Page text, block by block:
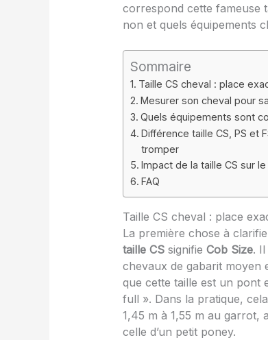
correspond cette fameuse
non et quels équipements
Sommaire
Taille CS cheval : place
Mesurer son cheval pour
Quels équipements sont
Différence taille CS, PS et
tromper
Impact de la taille CS sur
FAQ
Taille CS cheval : place
La première chose à
taille CSsignifie Cob Size. Il
chevaux de gabarit moyen
que cette taille est un pont
full ». Dans la pratique,
1,45 m à 1,55 m au garrot,
celle d’un petit poney.